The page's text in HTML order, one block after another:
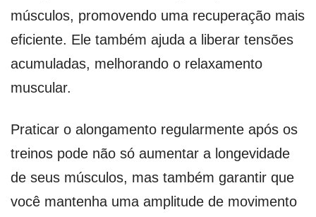
músculos, promovendo uma recuperação mais
eficiente. Ele também ajuda a liberar tensões
acumuladas, melhorando o relaxamento
muscular.
Praticar o alongamento regularmente após os
treinos pode não só aumentar a longevidade
de seus músculos, mas também garantir que
você mantenha uma amplitude de movimento